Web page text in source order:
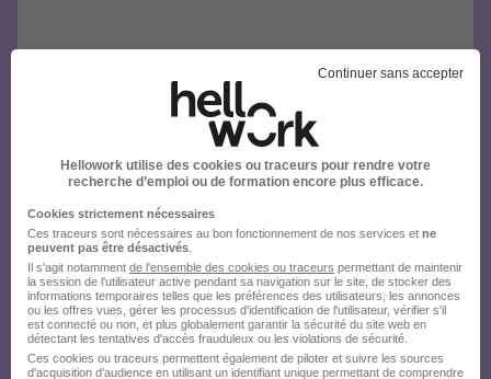
Continuer sans accepter
Hellowork utilise des cookies ou traceurs pour rendre votre
recherche d’emploi ou de formation encore plus efficace.
Cookies strictement nécessaires
Ces traceurs sont nécessaires au bon fonctionnement de nos services et ne
peuvent pas être désactivés
Il s'agit notamment de l'ensemble des cookies ou traceurs permettant de maintenir
la session de l'utilisateur active pendant sa navigation sur le site, de stocker des
informations temporaires telles que les préférences des utilisateurs, les annonces
ou les offres vues, gérer les processus d'identification de l'utilisateur, vérifier s'il
est connecté ou non, et plus globalement garantir la sécurité du site web en
détectant les tentatives d'accès frauduleux ou les violations de sécurité.
Ces cookies ou traceurs permettent également de piloter et suivre les sources
d'acquisition d'audience en utilisant un identifiant unique permettant de comprendre